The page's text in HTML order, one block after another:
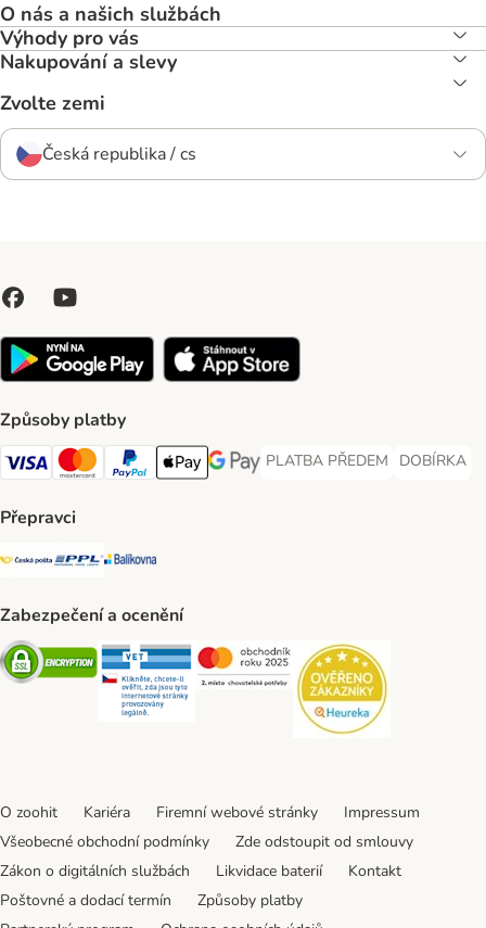
O nás a našich službách
Výhody pro vás
Nakupování a slevy
Zvolte zemi
Česká republika / cs
Způsoby platby
Visa Payment Method
Mastercard Payment Method
PayPal Payment Method
Apple pay Payment Method
GooglePay Payment Method
PLATBA PŘEDEM
PLATBA PŘEDEM Payment
DOBÍRKA
DOBÍRKA
Přepravci
Česká pošta Shipping Method
PPL Shipping Method
Balíkovna Shipping Method
Zabezpečení a ocenění
Security Security Security
O zoohit Kariéra Firemní webové stránky
Impressum
Všeobecné obchodní podmínky
Zde odstoupit od smlouvy
Zákon o digitálních službách
Likvidace baterií
Kontakt
Poštovné a dodací termín
Způsoby platby